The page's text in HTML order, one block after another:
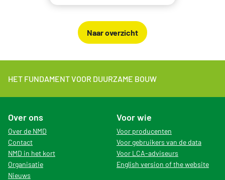
Naar overzicht
HET FUNDAMENT VOOR DUURZAME BOUW
Over ons
Over de NMD
Contact
NMD in het kort
Organisatie
Nieuws
Voor wie
Voor producenten
Voor gebruikers van de data
Voor LCA-adviseurs
English version of the website